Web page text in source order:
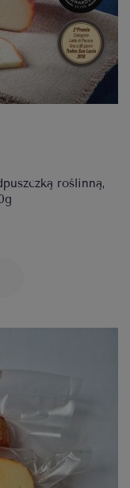
roślinną,